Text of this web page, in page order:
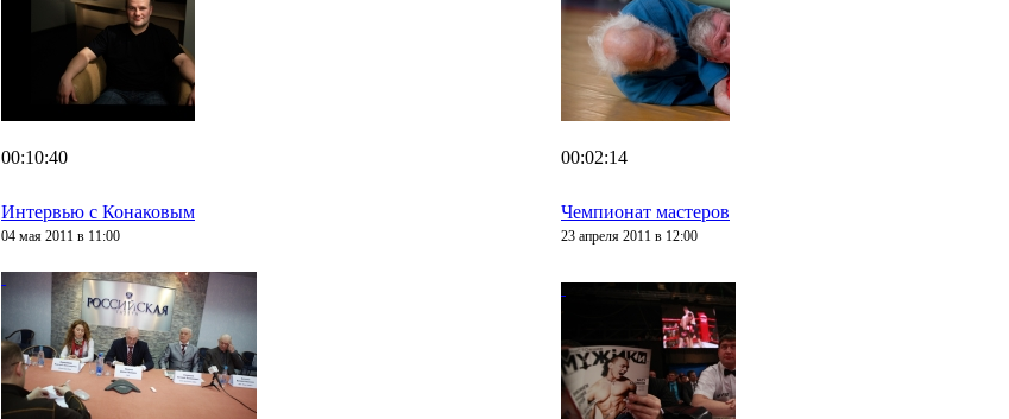
00:10:40
Интервью с Конаковым
04 мая 2011 в 11:00
00:02:14
Чемпионат мастеров
23 апреля 2011 в 12:00